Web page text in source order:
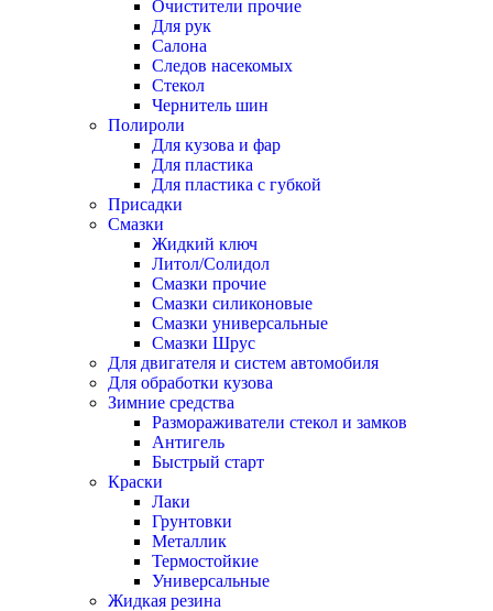
Очистители прочие
Для рук
Салона
Следов насекомых
Стекол
Чернитель шин
Полироли
Для кузова и фар
Для пластика
Для пластика с губкой
Присадки
Смазки
Жидкий ключ
Литол/Солидол
Смазки прочие
Смазки силиконовые
Смазки универсальные
Смазки Шрус
Для двигателя и систем автомобиля
Для обработки кузова
Зимние средства
Размораживатели стекол и замков
Антигель
Быстрый старт
Краски
Лаки
Грунтовки
Металлик
Термостойкие
Универсальные
Жидкая резина